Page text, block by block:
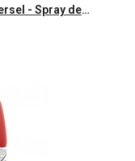
TUBA SPOT Détachant textile universel - Spray de 750ml